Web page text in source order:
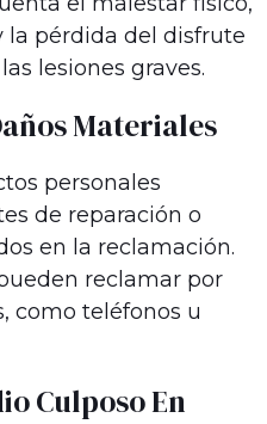
la pérdida del disfrute
lesiones graves.
Materiales
personales
de reparación o
en la reclamación.
reclamar por
como teléfonos u
Culposo En